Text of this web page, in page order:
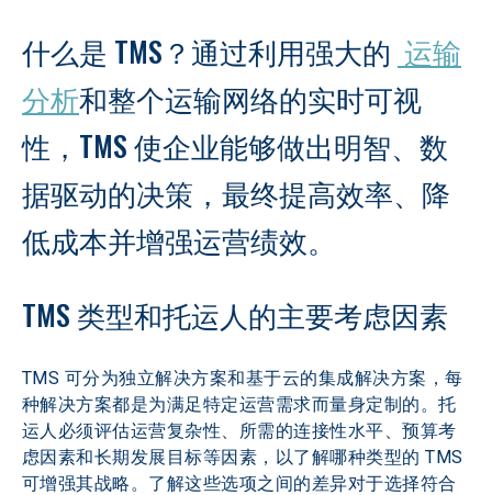
什么是 TMS？通过利用强大的 运输
分析和整个运输网络的实时可视
性，TMS 使企业能够做出明智、数
据驱动的决策，最终提高效率、降
低成本并增强运营绩效。
TMS 类型和托运人的主要考虑因素
TMS 可分为独立解决方案和基于云的集成解决方案，每
种解决方案都是为满足特定运营需求而量身定制的。托
运人必须评估运营复杂性、所需的连接性水平、预算考
虑因素和长期发展目标等因素，以了解哪种类型的 TMS
可增强其战略。了解这些选项之间的差异对于选择符合